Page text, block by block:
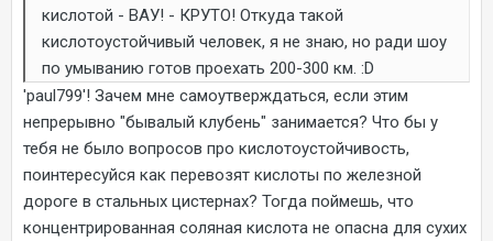
кислотой - ВАУ! - КРУТО! Откуда такой
кислотоустойчивый человек, я не знаю, но ради шоу
по умыванию готов проехать 200-300 км. :D
'paul799'! Зачем мне самоутверждаться, если этим
непрерывно "бывалый клубень" занимается? Что бы у
тебя не было вопросов про кислотоустойчивость,
поинтересуйся как перевозят кислоты по железной
дороге в стальных цистернах? Тогда поймешь, что
концентрированная соляная кислота не опасна для сухих